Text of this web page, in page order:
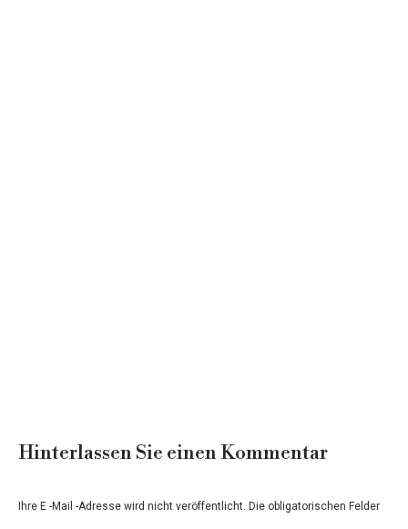
Hinterlassen Sie einen Kommentar
Ihre E -Mail -Adresse wird nicht veröffentlicht. Die obligatorischen Felder